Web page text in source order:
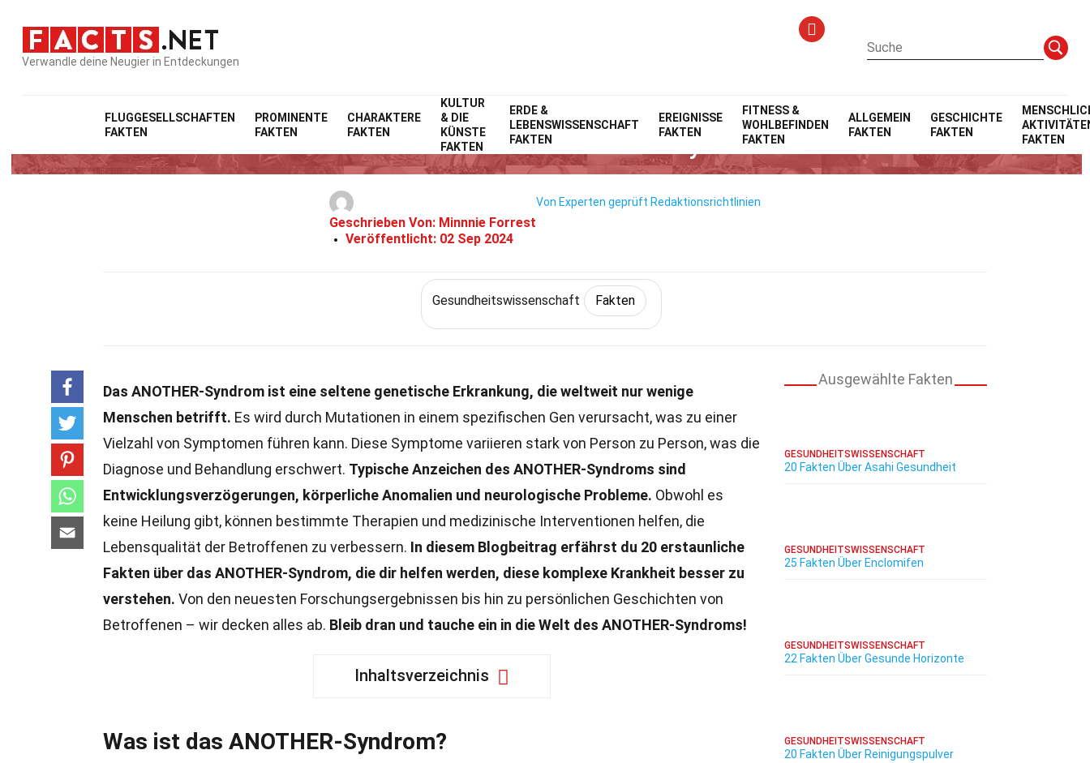
Verwandle deine Neugier in Entdeckungen
FLUGGESELLSCHAFTEN
FAKTEN
PROMINENTE
FAKTEN
CHARAKTERE
FAKTEN
KULTUR
& DIE
KÜNSTE
FAKTEN
ERDE &
LEBENSWISSENSCHAFT
FAKTEN
EREIGNISSE
FAKTEN
FITNESS &
WOHLBEFINDEN
FAKTEN
ALLGEMEIN
FAKTEN
GESCHICHTE
FAKTEN
FAKTEN
Home Fitness & WohlbefindenFakten GesundheitswissenschaftFakten
20 Fakten Über Das ANOTHER-Syndrom
Geschrieben Von: Minnnie Forrest
Veröffentlicht: 02 Sep 2024
Von Experten geprüft Redaktionsrichtlinien
Gesundheitswissenschaft Fakten
Das ANOTHER-Syndrom ist eine seltene genetische Erkrankung, die weltweit nur wenige
Menschen betrifft. Es wird durch Mutationen in einem spezifischen Gen verursacht, was zu einer
Vielzahl von Symptomen führen kann. Diese Symptome variieren stark von Person zu Person, was die
Diagnose und Behandlung erschwert. Typische Anzeichen des ANOTHER-Syndroms sind
Entwicklungsverzögerungen, körperliche Anomalien und neurologische Probleme. Obwohl es
keine Heilung gibt, können bestimmte Therapien und medizinische Interventionen helfen, die
Lebensqualität der Betroffenen zu verbessern. In diesem Blogbeitrag erfährst du 20 erstaunliche
Fakten über das ANOTHER-Syndrom, die dir helfen werden, diese komplexe Krankheit besser zu
verstehen. Von den neuesten Forschungsergebnissen bis hin zu persönlichen Geschichten von
Betroffenen – wir decken alles ab. Bleib dran und tauche ein in die Welt des ANOTHER-Syndroms!
Inhaltsverzeichnis
Was ist das ANOTHER-Syndrom?
Ausgewählte Fakten
GESUNDHEITSWISSENSCHAFT
20 Fakten Über Asahi Gesundheit
GESUNDHEITSWISSENSCHAFT
25 Fakten Über Enclomifen
GESUNDHEITSWISSENSCHAFT
22 Fakten Über Gesunde Horizonte
GESUNDHEITSWISSENSCHAFT
20 Fakten Über Reinigungspulver